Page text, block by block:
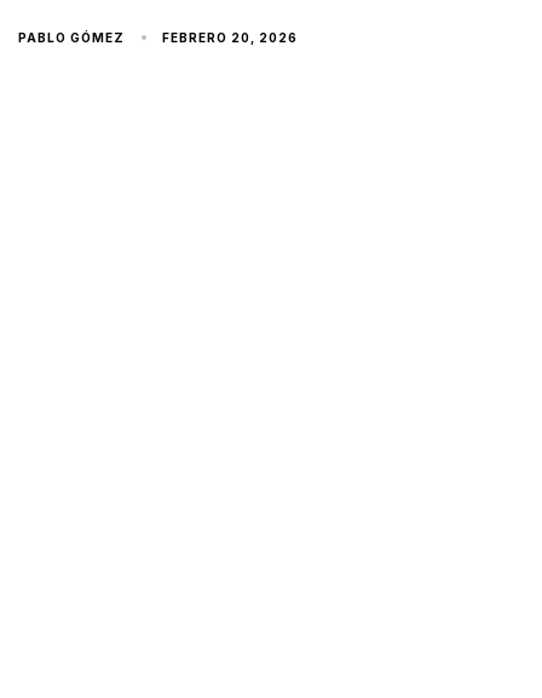
PABLO GÓMEZ FEBRERO 20, 2026